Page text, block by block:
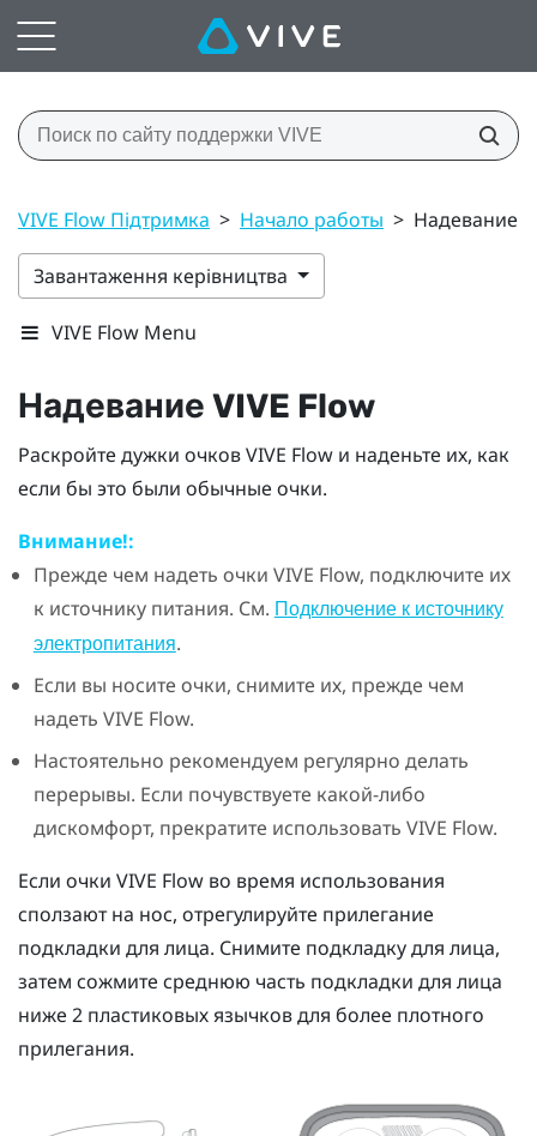
VIVE Flow Підтримка > Начало работы > Надевание
Завантаження керівництва
VIVE Flow Menu
Надевание VIVE Flow
Раскройте дужки очковVIVE Flow и наденьте их, как
если бы это были обычные очки.
Внимание!:
Прежде чем надеть очки VIVE Flow, подключите их
к источнику питания. См. Подключение к источнику
электропитания.
Если вы носите очки, снимите их, прежде чем
надеть VIVE Flow.
Настоятельно рекомендуем регулярно делать
перерывы. Если почувствуете какой-либо
дискомфорт, прекратите использовать VIVE Flow.
Если очки VIVE Flow во время использования
сползают на нос, отрегулируйте прилегание
подкладки для лица. Снимите подкладку для лица,
затем сожмите среднюю часть подкладки для лица
ниже 2 пластиковых язычков для более плотного
прилегания.